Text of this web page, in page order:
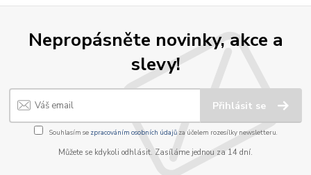
Nepropásněte novinky, akce a
slevy!
Přihlásit se
Souhlasím se zpracováním osobních údajůza účelem rozesílky newsletteru.
Můžete se kdykoli odhlásit. Zasíláme jednou za 14 dní.